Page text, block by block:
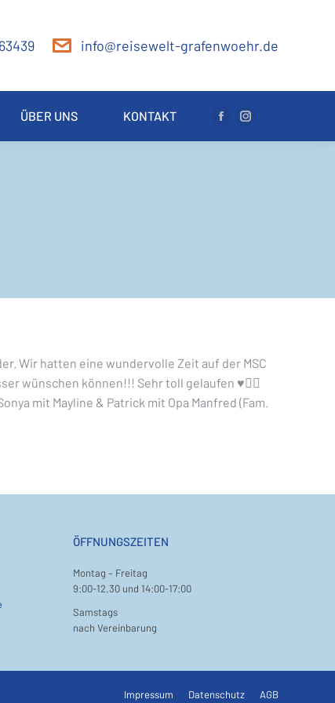
info@reisewelt-grafenwoehr.de
ÜBER UNS KONTAKT
Facebook
page
Instagram
page
Wir hatten eine wundervolle Zeit auf der MSC
wünschen können!!! Sehr toll gelaufen ♥️👌🏽
mit Mayline & Patrick mit Opa Manfred (Fam.
ÖFFNUNGSZEITEN
Montag – Freitag
9:00-12.30 und 14:00-17:00
Samstags
nach Vereinbarung
Impressum Datenschutz AGB